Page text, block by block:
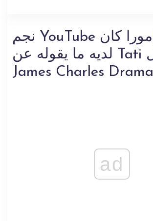
نجم YouTube غابرييل زامورا كان
لديه ما يقوله عن Tati مقابل
James Charles Drama
ad